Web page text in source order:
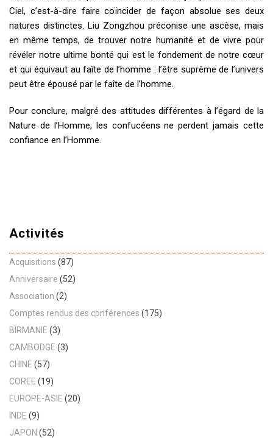
Ciel, c’est-à-dire faire coïncider de façon absolue ses deux
natures distinctes. Liu Zongzhou préconise une ascèse, mais
en même temps, de trouver notre humanité et de vivre pour
révéler notre ultime bonté qui est le fondement de notre cœur
et qui équivaut au faîte de l’homme : l’être suprême de l’univers
peut être épousé par le faîte de l’homme.
Pour conclure, malgré des attitudes différentes à l’égard de la
Nature de l’Homme, les confucéens ne perdent jamais cette
confiance en l’Homme.
Activités
Acquisitions (87)
Anniversaire (52)
Association (2)
Comptes rendus des conférences (175)
BIRMANIE (3)
CAMBODGE (3)
CHINE (57)
COREE (19)
EUROPE-ASIE (20)
INDE (9)
JAPON (52)